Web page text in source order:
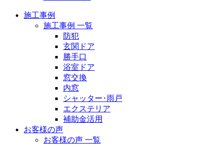
施工事例
施工事例 一覧
防犯
玄関ドア
勝手口
浴室ドア
窓交換
内窓
シャッター･雨戸
エクステリア
補助金活用
お客様の声
お客様の声 一覧